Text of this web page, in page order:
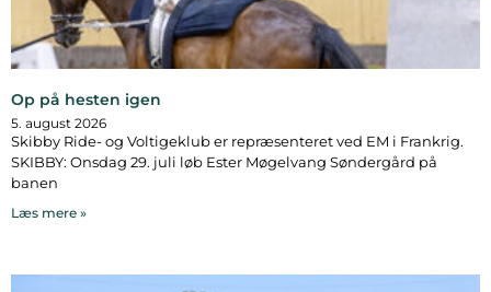
Op på hesten igen
5. august 2026
Skibby Ride- og Voltigeklub er repræsenteret ved EM i Frankrig.
SKIBBY: Onsdag 29. juli løb Ester Møgelvang Søndergård på
banen
Læs mere »